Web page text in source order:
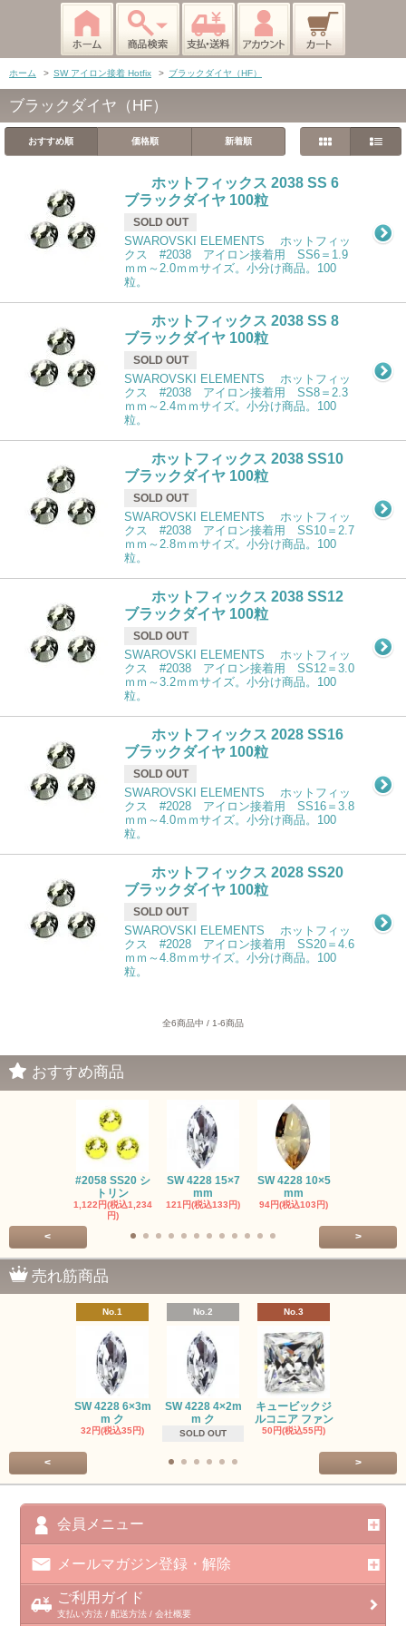
ホーム > SW アイロン接着 Hotfix > ブラックダイヤ（HF）
ブラックダイヤ（HF）
おすすめ順 価格順 新着順
ホットフィックス 2038 SS 6
ブラックダイヤ 100粒
SOLD OUT
SWAROVSKI ELEMENTS ホットフィッ
クス #2038 アイロン接着用 SS6＝1.9
ｍｍ～2.0ｍｍサイズ。小分け商品。100
粒。
ホットフィックス 2038 SS 8
ブラックダイヤ 100粒
SOLD OUT
SWAROVSKI ELEMENTS ホットフィッ
クス #2038 アイロン接着用 SS8＝2.3
ｍｍ～2.4ｍｍサイズ。小分け商品。100
粒。
ホットフィックス 2038 SS10
ブラックダイヤ 100粒
SOLD OUT
SWAROVSKI ELEMENTS ホットフィッ
クス #2038 アイロン接着用 SS10＝2.7
ｍｍ～2.8ｍｍサイズ。小分け商品。100
粒。
ホットフィックス 2038 SS12
ブラックダイヤ 100粒
SOLD OUT
SWAROVSKI ELEMENTS ホットフィッ
クス #2038 アイロン接着用 SS12＝3.0
ｍｍ～3.2ｍｍサイズ。小分け商品。100
粒。
ホットフィックス 2028 SS16
ブラックダイヤ 100粒
SOLD OUT
SWAROVSKI ELEMENTS ホットフィッ
クス #2028 アイロン接着用 SS16＝3.8
ｍｍ～4.0ｍｍサイズ。小分け商品。100
粒。
ホットフィックス 2028 SS20
ブラックダイヤ 100粒
SOLD OUT
SWAROVSKI ELEMENTS ホットフィッ
クス #2028 アイロン接着用 SS20＝4.6
ｍｍ～4.8ｍｍサイズ。小分け商品。100
粒。
全6商品中 / 1-6商品
おすすめ商品
#2058 SS20 シ
トリン
1,122円(税込1,234
円)
SW 4228 15×7
mm
121円(税込133円)
SW 4228 10×5
mm
94円(税込103円)
< >
売れ筋商品
No.1
SW 4228 6×3m
m ク
32円(税込35円)
No.2
SW 4228 4×2m
m ク
SOLD OUT
No.3
キュービックジ
ルコニア ファン
50円(税込55円)
< >
会員メニュー
メールマガジン登録・解除
ご利用ガイド
支払い方法 / 配送方法 / 会社概要